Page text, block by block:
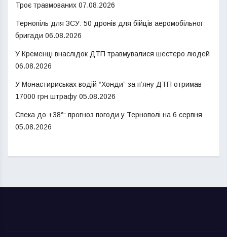
Троє травмованих 07.08.2026
Тернопіль для ЗСУ: 50 дронів для бійців аеромобільної
бригади 06.08.2026
У Кременці внаслідок ДТП травмувалися шестеро людей
06.08.2026
У Монастириськах водій “Хонди” за п’яну ДТП отримав
17000 грн штрафу 05.08.2026
Спека до +38°: прогноз погоди у Тернополі на 6 серпня
05.08.2026